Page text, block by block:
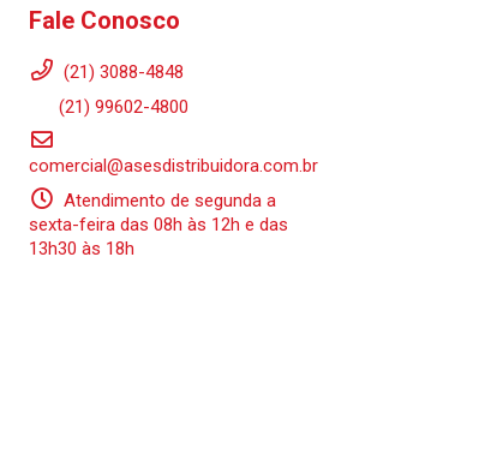
Fale Conosco
(21) 3088-4848
(21) 99602-4800
comercial@asesdistribuidora.com.br
Atendimento de segunda a
sexta-feira das 08h às 12h e das
13h30 às 18h